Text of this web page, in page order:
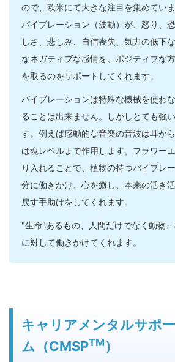
ので、欧米にて大きな注目を集めてい
バイブレーション（波動）が、怒り、
しさ、悲しみ、自信喪失、気力の低下
なネガティブな感情を、ポジティブな
を取るのをサポートしてくれます。
バイブレーションは特殊な機械を使わ
ることは出来ません。しかしとても強
す。例えば感動的な音楽の音波は耳か
は魂レベルまで作用します。フラワー
り入れることで、植物の持つバイブレ
分に働きかけ、心を癒し、本来の活き
戻す手助けをしてくれます。
"生命"あるもの、人間だけでなく動物
に対して働きかけてくれます。
キャリアメンタルサポ
ム（CMSPTM ）